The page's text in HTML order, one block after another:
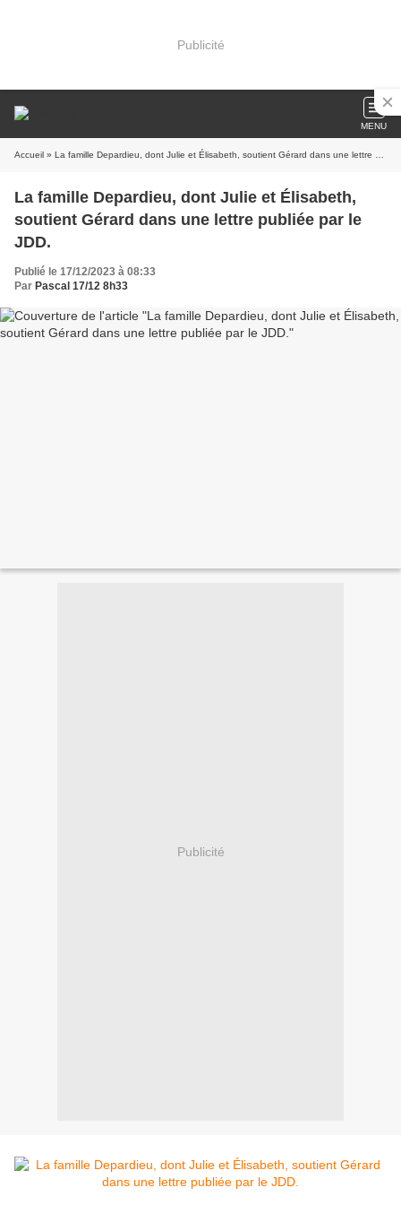
Publicité
MENU
Accueil » La famille Depardieu, dont Julie et Élisabeth, soutient Gérard dans une lettre publiée par le JDD.
La famille Depardieu, dont Julie et Élisabeth,
soutient Gérard dans une lettre publiée par le
JDD.
Publié le 17/12/2023 à 08:33
Par Pascal 17/12 8h33
Publicité